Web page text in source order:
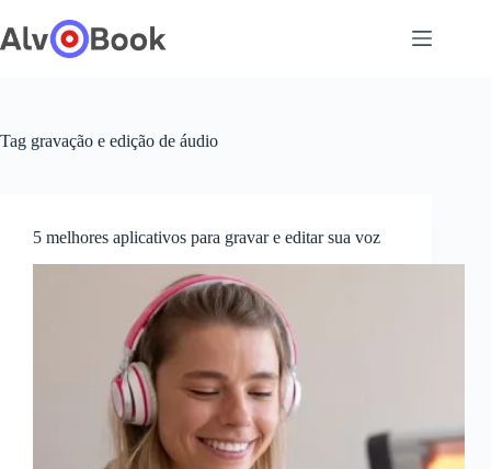
para
o
Tag gravação e edição de áudio
5 melhores aplicativos para gravar e editar sua voz